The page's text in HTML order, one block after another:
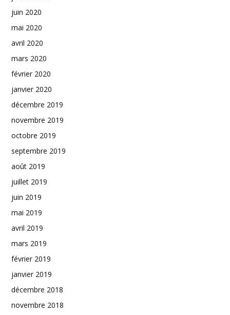
juin 2020
mai 2020
avril 2020
mars 2020
février 2020
janvier 2020
décembre 2019
novembre 2019
octobre 2019
septembre 2019
août 2019
juillet 2019
juin 2019
mai 2019
avril 2019
mars 2019
février 2019
janvier 2019
décembre 2018
novembre 2018